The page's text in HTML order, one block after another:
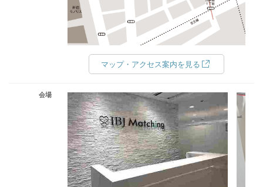
マップ・アクセス案内を見る
会場